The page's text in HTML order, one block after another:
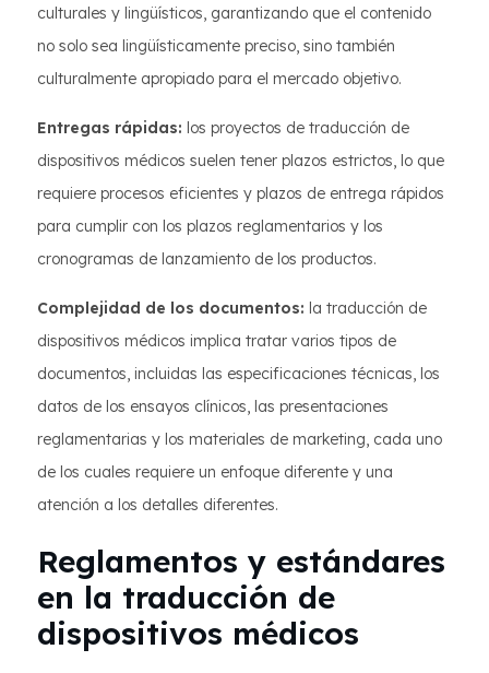
culturales y lingüísticos, garantizando que el contenido
no solo sea lingüísticamente preciso, sino también
culturalmente apropiado para el mercado objetivo.
Entregas rápidas: los proyectos de traducción de
dispositivos médicos suelen tener plazos estrictos, lo que
requiere procesos eficientes y plazos de entrega rápidos
para cumplir con los plazos reglamentarios y los
cronogramas de lanzamiento de los productos.
Complejidad de los documentos: la traducción de
dispositivos médicos implica tratar varios tipos de
documentos, incluidas las especificaciones técnicas, los
datos de los ensayos clínicos, las presentaciones
reglamentarias y los materiales de marketing, cada uno
de los cuales requiere un enfoque diferente y una
atención a los detalles diferentes.
Reglamentos y estándares
en la traducción de
dispositivos médicos